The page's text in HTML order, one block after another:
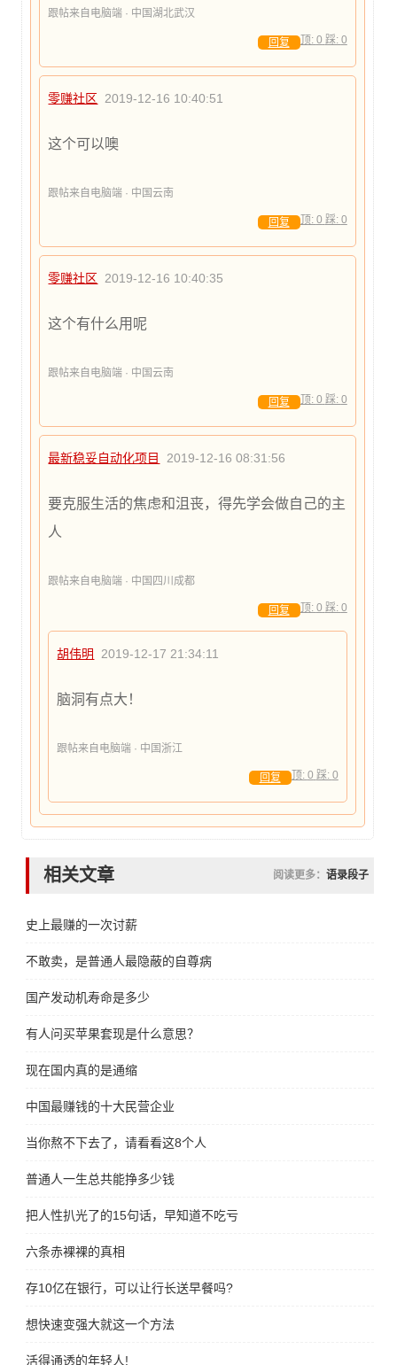
跟帖来自电脑端 · 中国湖北武汉
顶: 0 踩: 0
回复
零赚社区 2019-12-16 10:40:51
这个可以噢
跟帖来自电脑端 · 中国云南
顶: 0 踩: 0
回复
零赚社区 2019-12-16 10:40:35
这个有什么用呢
跟帖来自电脑端 · 中国云南
顶: 0 踩: 0
回复
最新稳妥自动化项目 2019-12-16 08:31:56
要克服生活的焦虑和沮丧，得先学会做自己的主
人
跟帖来自电脑端 · 中国四川成都
顶: 0 踩: 0
回复
胡伟明 2019-12-17 21:34:11
脑洞有点大！
跟帖来自电脑端 · 中国浙江
顶: 0 踩: 0
回复
相关文章 阅读更多： 语录段子
史上最赚的一次讨薪
不敢卖，是普通人最隐蔽的自尊病
国产发动机寿命是多少
有人问买苹果套现是什么意思？
现在国内真的是通缩
中国最赚钱的十大民营企业
当你熬不下去了，请看看这8个人
普通人一生总共能挣多少钱
把人性扒光了的15句话，早知道不吃亏
六条赤裸裸的真相
存10亿在银行，可以让行长送早餐吗?
想快速变强大就这一个方法
活得通透的年轻人!